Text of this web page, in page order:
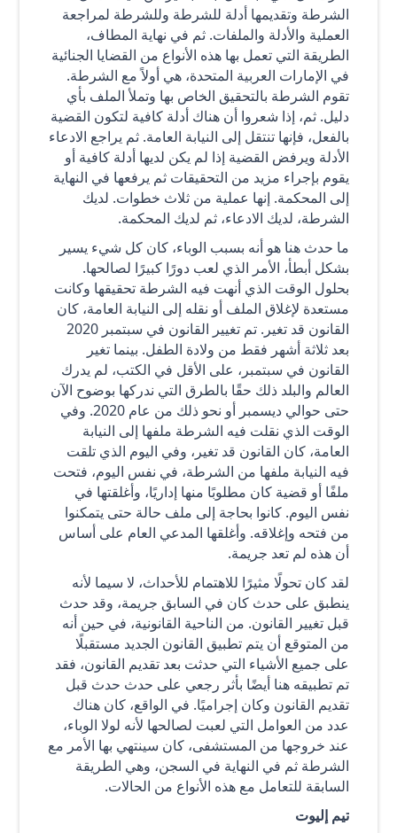
الشرطة وتقديمها أدلة للشرطة وللشرطة لمراجعة
العملية والأدلة والملفات. ثم في نهاية المطاف،
الطريقة التي تعمل بها هذه الأنواع من القضايا الجنائية
في الإمارات العربية المتحدة، هي أولاً مع الشرطة.
تقوم الشرطة بالتحقيق الخاص بها وتملأ الملف بأي
دليل. ثم، إذا شعروا أن هناك أدلة كافية لتكون القضية
بالفعل، فإنها تنتقل إلى النيابة العامة. ثم يراجع الادعاء
الأدلة ويرفض القضية إذا لم يكن لديها أدلة كافية أو
يقوم بإجراء مزيد من التحقيقات ثم يرفعها في النهاية
إلى المحكمة. إنها عملية من ثلاث خطوات. لديك
الشرطة، لديك الادعاء، ثم لديك المحكمة.
ما حدث هنا هو أنه بسبب الوباء، كان كل شيء يسير
بشكل أبطأ، الأمر الذي لعب دورًا كبيرًا لصالحها.
بحلول الوقت الذي أنهت فيه الشرطة تحقيقها وكانت
مستعدة لإغلاق الملف أو نقله إلى النيابة العامة، كان
القانون قد تغير. تم تغيير القانون في سبتمبر 2020
بعد ثلاثة أشهر فقط من ولادة الطفل. بينما تغير
القانون في سبتمبر، على الأقل في الكتب، لم يدرك
العالم والبلد ذلك حقًا بالطرق التي ندركها بوضوح الآن
حتى حوالي ديسمبر أو نحو ذلك من عام 2020. وفي
الوقت الذي نقلت فيه الشرطة ملفها إلى النيابة
العامة، كان القانون قد تغير، وفي اليوم الذي تلقت
فيه النيابة ملفها من الشرطة، في نفس اليوم، فتحت
ملفًا أو قضية كان مطلوبًا منها إداريًا، وأغلقتها في
نفس اليوم. كانوا بحاجة إلى ملف حالة حتى يتمكنوا
من فتحه وإغلاقه. وأغلقها المدعي العام على أساس
أن هذه لم تعد جريمة.
لقد كان تحولًا مثيرًا للاهتمام للأحداث، لا سيما لأنه
ينطبق على حدث كان في السابق جريمة، وقد حدث
قبل تغيير القانون. من الناحية القانونية، في حين أنه
من المتوقع أن يتم تطبيق القانون الجديد مستقبلًا
على جميع الأشياء التي حدثت بعد تقديم القانون، فقد
تم تطبيقه هنا أيضًا بأثر رجعي على حدث حدث قبل
تقديم القانون وكان إجراميًا. في الواقع، كان هناك
عدد من العوامل التي لعبت لصالحها لأنه لولا الوباء،
عند خروجها من المستشفى، كان سينتهي بها الأمر مع
الشرطة ثم في النهاية في السجن، وهي الطريقة
السابقة للتعامل مع هذه الأنواع من الحالات.
تيم إليوت